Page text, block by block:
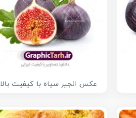
عکس انجیر سیاه با کیفیت بالا